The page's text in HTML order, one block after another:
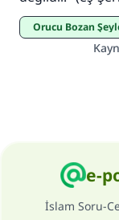
Orucu Bozan
e-
İslam Soru-